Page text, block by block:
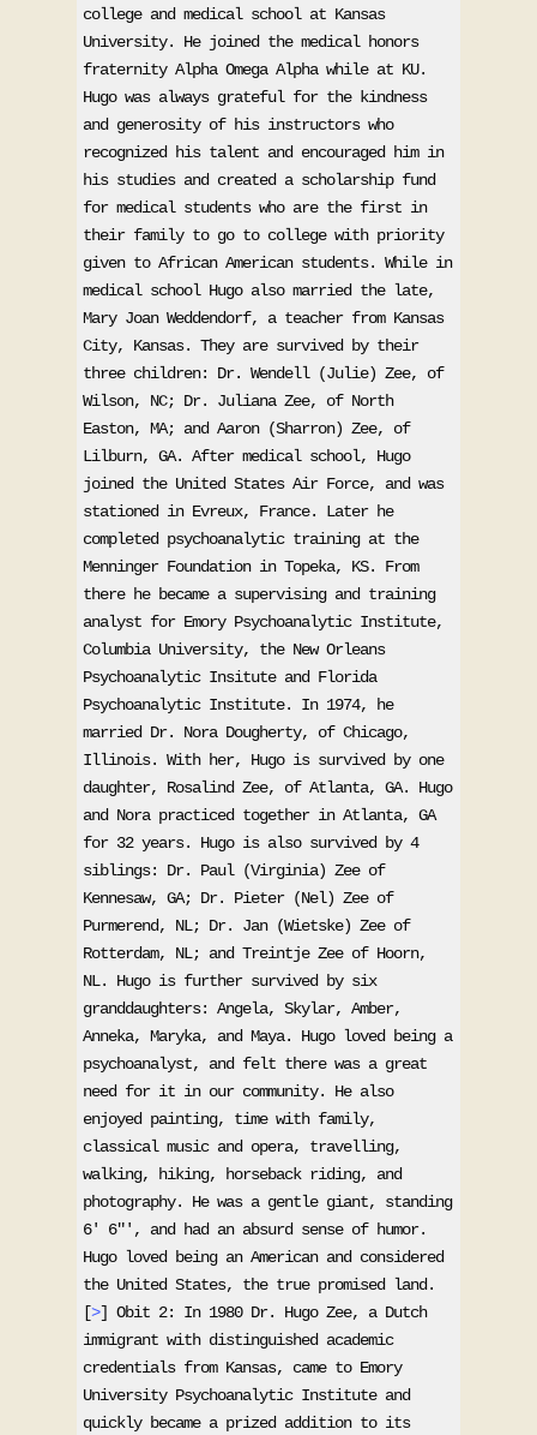
college and medical school at Kansas
University. He joined the medical honors
fraternity Alpha Omega Alpha while at KU.
Hugo was always grateful for the kindness
and generosity of his instructors who
recognized his talent and encouraged him in
his studies and created a scholarship fund
for medical students who are the first in
their family to go to college with priority
given to African American students. While in
medical school Hugo also married the late,
Mary Joan Weddendorf, a teacher from Kansas
City, Kansas. They are survived by their
three children: Dr. Wendell (Julie) Zee, of
Wilson, NC; Dr. Juliana Zee, of North
Easton, MA; and Aaron (Sharron) Zee, of
Lilburn, GA. After medical school, Hugo
joined the United States Air Force, and was
stationed in Evreux, France. Later he
completed psychoanalytic training at the
Menninger Foundation in Topeka, KS. From
there he became a supervising and training
analyst for Emory Psychoanalytic Institute,
Columbia University, the New Orleans
Psychoanalytic Insitute and Florida
Psychoanalytic Institute. In 1974, he
married Dr. Nora Dougherty, of Chicago,
Illinois. With her, Hugo is survived by one
daughter, Rosalind Zee, of Atlanta, GA. Hugo
and Nora practiced together in Atlanta, GA
for 32 years. Hugo is also survived by 4
siblings: Dr. Paul (Virginia) Zee of
Kennesaw, GA; Dr. Pieter (Nel) Zee of
Purmerend, NL; Dr. Jan (Wietske) Zee of
Rotterdam, NL; and Treintje Zee of Hoorn,
NL. Hugo is further survived by six
granddaughters: Angela, Skylar, Amber,
Anneka, Maryka, and Maya. Hugo loved being a
psychoanalyst, and felt there was a great
need for it in our community. He also
enjoyed painting, time with family,
classical music and opera, travelling,
walking, hiking, horseback riding, and
photography. He was a gentle giant, standing
6' 6"', and had an absurd sense of humor.
Hugo loved being an American and considered
the United States, the true promised land.
[>] Obit 2: In 1980 Dr. Hugo Zee, a Dutch
immigrant with distinguished academic
credentials from Kansas, came to Emory
University Psychoanalytic Institute and
quickly became a prized addition to its